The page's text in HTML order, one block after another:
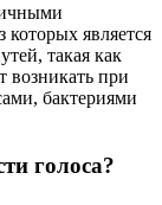
является
такая как
возникать при
бактериями
голоса?